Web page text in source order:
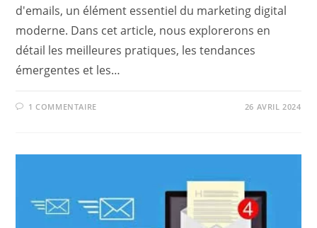
d'emails, un élément essentiel du marketing digital
moderne. Dans cet article, nous explorerons en
détail les meilleures pratiques, les tendances
émergentes et les…
1 COMMENTAIRE 26 AVRIL 2024